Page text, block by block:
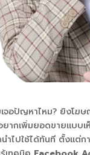
จอปัญหาไหม? ยิงโฆ
ยากเพิ่มยอดขายแบบ
นำไปใช้ได้ทันที ตั้งแต่